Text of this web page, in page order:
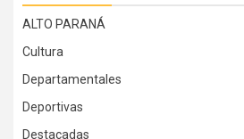
ALTO PARANÁ
Cultura
Departamentales
Deportivas
Destacadas